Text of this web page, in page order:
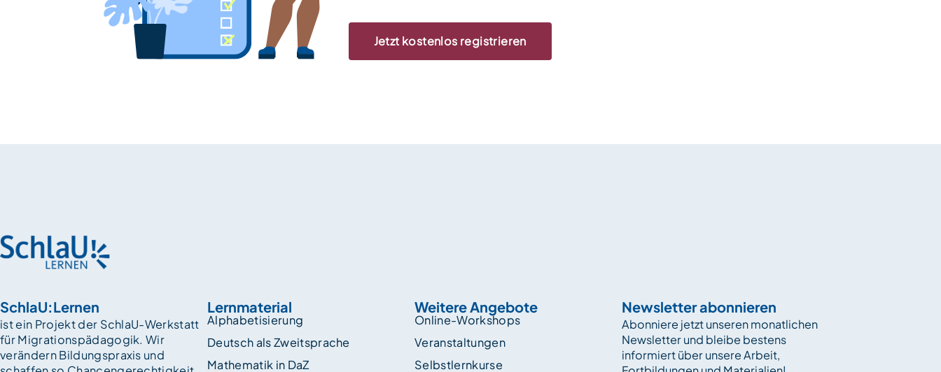
Jetzt kostenlos registrieren
SchlaU:Lernen
ist ein Projekt der SchlaU-Werkstatt
für Migrationspädagogik. Wir
verändern Bildungspraxis und
Lernmaterial
Alphabetisierung
Deutsch als Zweitsprache
Mathematik in DaZ
Weitere Angebote
Online-Workshops
Veranstaltungen
Selbstlernkurse
Newsletter abonnieren
Abonniere jetzt unseren monatlichen
Newsletter und bleibe bestens
informiert über unsere Arbeit,